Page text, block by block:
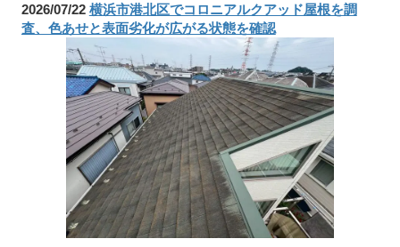
2026/07/22 横浜市港北区でコロニアルクアッド屋根を調
査、色あせと表面劣化が広がる状態を確認